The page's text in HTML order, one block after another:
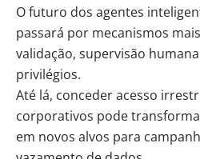
O futuro dos agentes
passará por mecanismos
validação, supervisão
privilégios.
Até lá, conceder acesso
corporativos pode
em novos alvos para